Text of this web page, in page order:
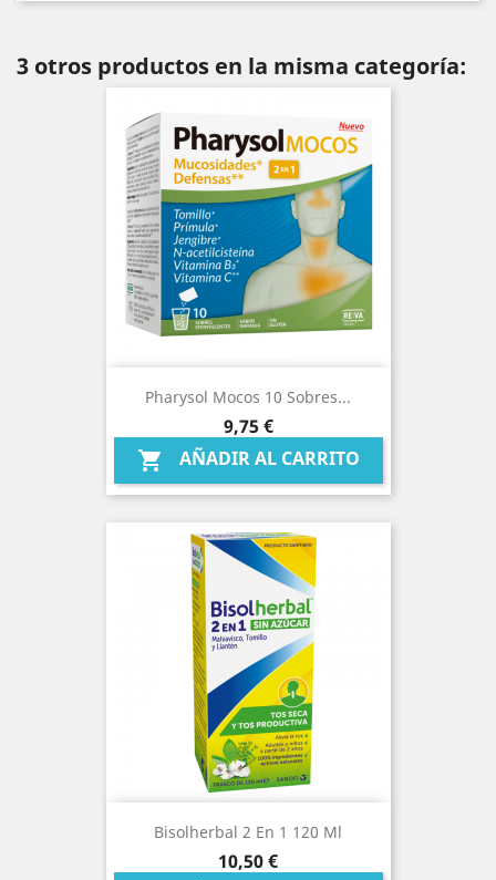
3 otros productos en la misma categoría:
Pharysol Mocos 10 Sobres...
Precio
9,75 €
 AÑADIR AL CARRITO
Bisolherbal 2 En 1 120 Ml
Precio
10,50 €